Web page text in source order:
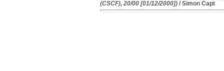
(CSCF), 20/00 [01/12/2000]) / Simon Capt